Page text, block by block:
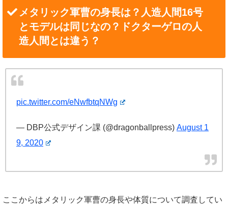
メタリック軍曹の身長は？人造人間16号
とモデルは同じなの？ドクターゲロの人
造人間とは違う？
pic.twitter.com/eNwfbtqNWg
— DBP公式デザイン課 (@dragonballpress) August 1
9, 2020
ここからはメタリック軍曹の身長や体質について調査してい